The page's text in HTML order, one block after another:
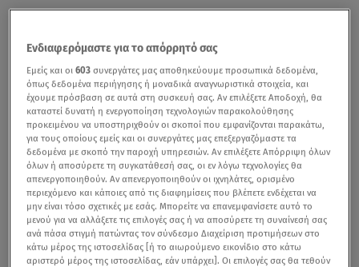
Ενδιαφερόμαστε για το απόρρητό σας
Εμείς και οι603 συνεργάτες μας αποθηκεύουμε προσωπικά δεδομένα,
όπως δεδομένα περιήγησης ή μοναδικά αναγνωριστικά στοιχεία, και
έχουμε πρόσβαση σε αυτά στη συσκευή σας. Αν επιλέξετε Αποδοχή, θα
καταστεί δυνατή η ενεργοποίηση τεχνολογιών παρακολούθησης
προκειμένου να υποστηριχθούν οι σκοποί που εμφανίζονται παρακάτω,
για τους οποίους εμείς και οι συνεργάτες μας επεξεργαζόμαστε τα
δεδομένα με σκοπό την παροχή υπηρεσιών. Αν επιλέξετε Απόρριψη όλων
όλων ή αποσύρετε τη συγκατάθεσή σας, οι εν λόγω τεχνολογίες θα
απενεργοποιηθούν. Αν απενεργοποιηθούν οι ιχνηλάτες, ορισμένο
περιεχόμενο και κάποιες από τις διαφημίσεις που βλέπετε ενδέχεται να
μην είναι τόσο σχετικές με εσάς. Μπορείτε να επανεμφανίσετε αυτό το
μενού για να αλλάξετε τις επιλογές σας ή να αποσύρετε τη συναίνεσή σας
ανά πάσα στιγμή πατώντας τον σύνδεσμο Διαχείριση προτιμήσεων στο
κάτω μέρος της ιστοσελίδας [ή το αιωρούμενο εικονίδιο στο κάτω
αριστερό μέρος της ιστοσελίδας, εάν υπάρχει]. Οι επιλογές σας θα τεθούν